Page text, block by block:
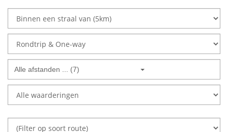
Alle afstanden ... (7)